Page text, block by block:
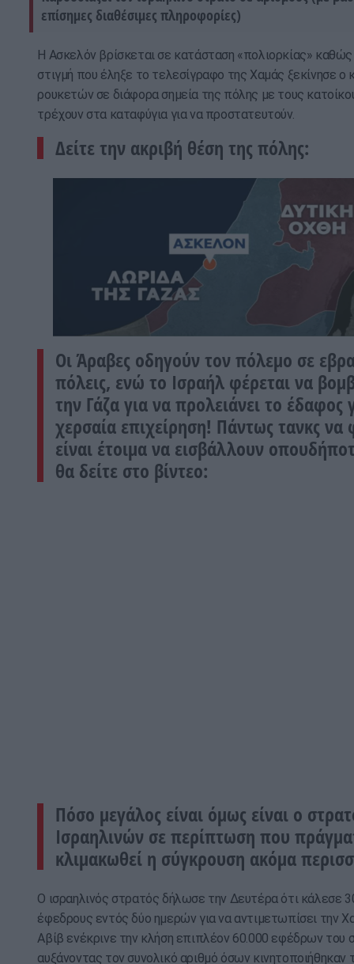
επίσημες διαθέσιμες πληροφορίες)
Η Ασκελόν βρίσκεται σε κατάσταση «πολιορκίας»
στιγμή που έληξε το τελεσίγραφο της Χαμάς ξεκίνησε ο
ρουκετών σε διάφορα σημεία της πόλης με τους
τρέχουν στα καταφύγια για να προστατευτούν.
Δείτε την ακριβή θέση της πόλης:
Οι Άραβες οδηγούν τον πόλεμο σε
πόλεις, ενώ το Ισραήλ φέρεται να
την Γάζα για να προλειάνει το έδαφος
χερσαία επιχείρηση! Πάντως τανκς να
είναι έτοιμα να εισβάλλουν
θα δείτε στο βίντεο:
Πόσο μεγάλος είναι όμως είναι ο
Ισραηλινών σε περίπτωση που
κλιμακωθεί η σύγκρουση ακόμα
Ο ισραηλινός στρατός δήλωσε την Δευτέρα ότι κάλεσε
έφεδρους εντός δύο ημερών για να αντιμετωπίσει την
Αβίβ ενέκρινε την κλήση επιπλέον 60.000 εφέδρων του
αυξάνοντας τον συνολικό αριθμό όσων κινητοποιήθηκαν